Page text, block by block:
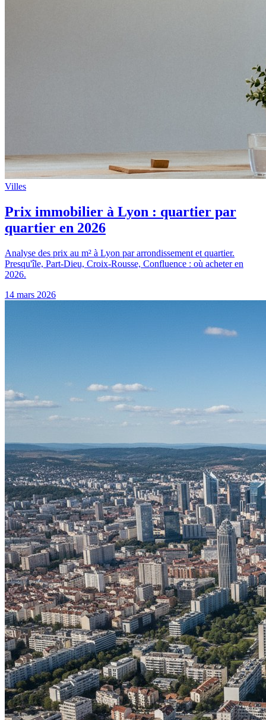
Villes
Prix immobilier à Lyon : quartier par
quartier en 2026
Analyse des prix au m² à Lyon par arrondissement et quartier.
Presqu'île, Part-Dieu, Croix-Rousse, Confluence : où acheter en
2026.
14 mars 2026